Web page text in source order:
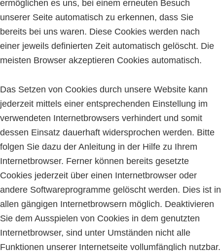
ermöglichen es uns, bei einem erneuten Besuch
unserer Seite automatisch zu erkennen, dass Sie
bereits bei uns waren. Diese Cookies werden nach
einer jeweils definierten Zeit automatisch gelöscht. Die
meisten Browser akzeptieren Cookies automatisch.
Das Setzen von Cookies durch unsere Website kann
jederzeit mittels einer entsprechenden Einstellung im
verwendeten Internetbrowsers verhindert und somit
dessen Einsatz dauerhaft widersprochen werden. Bitte
folgen Sie dazu der Anleitung in der Hilfe zu Ihrem
Internetbrowser. Ferner können bereits gesetzte
Cookies jederzeit über einen Internetbrowser oder
andere Softwareprogramme gelöscht werden. Dies ist in
allen gängigen Internetbrowsern möglich. Deaktivieren
Sie dem Ausspielen von Cookies in dem genutzten
Internetbrowser, sind unter Umständen nicht alle
Funktionen unserer Internetseite vollumfänglich nutzbar.